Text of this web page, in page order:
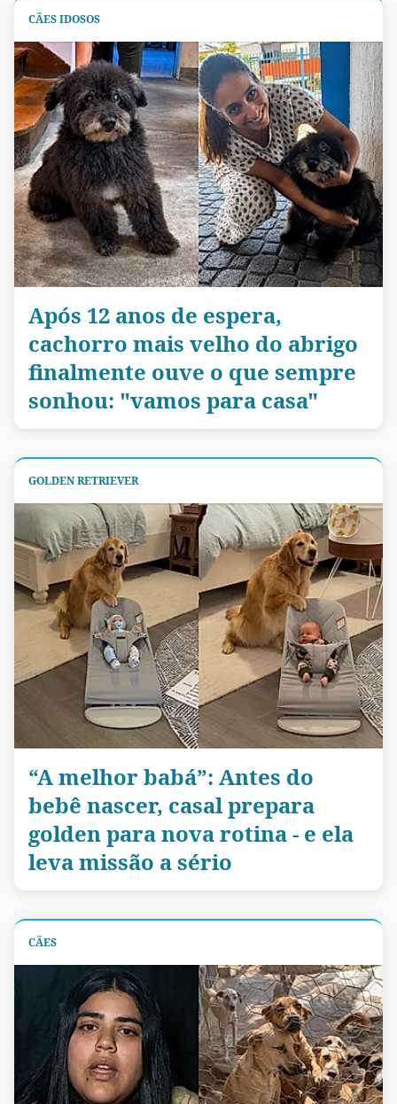
CÃES IDOSOS
Após 12 anos de espera,
cachorro mais velho do abrigo
finalmente ouve o que sempre
sonhou: "vamos para casa"
GOLDEN RETRIEVER
“A melhor babá”: Antes do
bebê nascer, casal prepara
golden para nova rotina - e ela
leva missão a sério
CÃES